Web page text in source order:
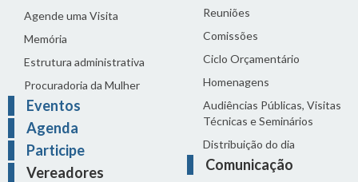
Agende uma Visita
Memória
Estrutura administrativa
Procuradoria da Mulher
Eventos
Agenda
Participe
Vereadores
Reuniões
Comissões
Ciclo Orçamentário
Homenagens
Audiências Públicas, Visitas
Técnicas e Seminários
Distribuição do dia
Comunicação